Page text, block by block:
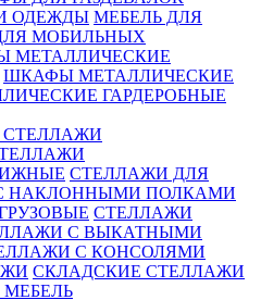
ОДЕЖДЫ МЕБЕЛЬ ДЛЯ
МОБИЛЬНЫХ
МЕТАЛЛИЧЕСКИЕ
ШКАФЫ МЕТАЛЛИЧЕСКИЕ
ГАРДЕРОБНЫЕ
СТЕЛЛАЖИ ДЛЯ
НАКЛОННЫМИ ПОЛКАМИ
СТЕЛЛАЖИ
С ВЫКАТНЫМИ
С КОНСОЛЯМИ
СКЛАДСКИЕ СТЕЛЛАЖИ